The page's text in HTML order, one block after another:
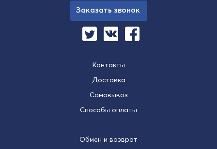
Контакты
Доставка
Самовывоз
Способы оплаты
Обмен и возврат
Заказать звонок